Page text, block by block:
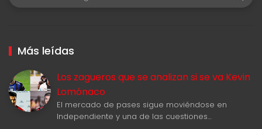
Más leídas
Los zagueros que se analizan si se va Kevin
Lomónaco
El mercado de pases sigue moviéndose en
Independiente y una de las cuestiones…